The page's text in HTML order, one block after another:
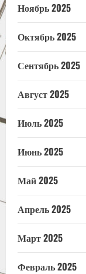
Ноябрь 2025
Октябрь 2025
Сентябрь 2025
Август 2025
Июль 2025
Июнь 2025
Май 2025
Апрель 2025
Март 2025
Февраль 2025